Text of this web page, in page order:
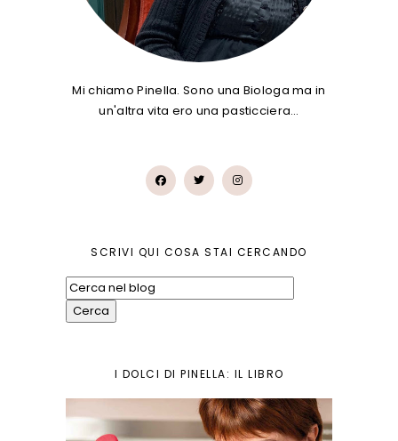
Mi chiamo Pinella. Sono una Biologa ma in
un'altra vita ero una pasticciera…
SCRIVI QUI COSA STAI CERCANDO
I DOLCI DI PINELLA: IL LIBRO